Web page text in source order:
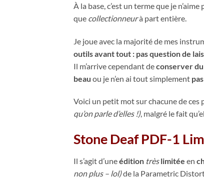
À la base, c’est un terme que je
que collectionneurà part entière.
Je joue avec la majorité de mes
outils avant tout : pas question de
Il m’arrive cependant deconserver
beau ou je n’en ai tout simplement
Voici un petit mot sur chacune de ces
qu’on parle d’elles !), malgré le fait
Stone Deaf PDF-1
Il s’agit d’uneédition trèslimitée en
non plus – lol)de la Parametric